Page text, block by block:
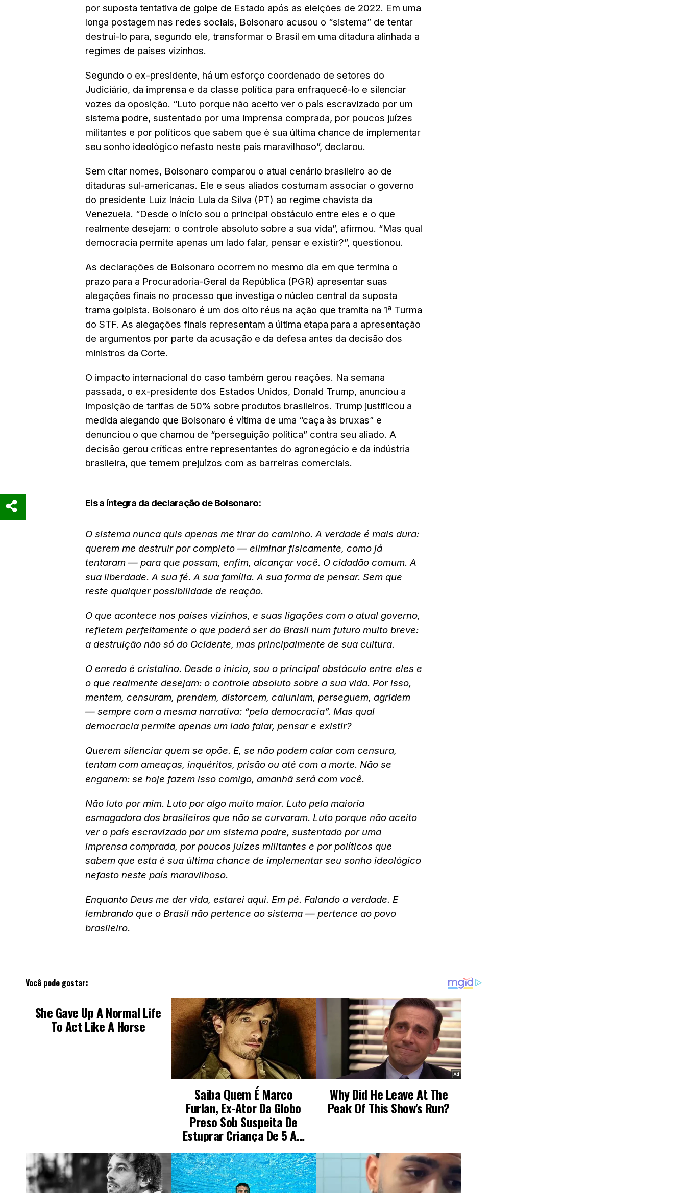
por suposta tentativa de golpe de Estado após as eleições de 2022. Em uma
longa postagem nas redes sociais, Bolsonaro acusou o “sistema” de tentar
destruí-lo para, segundo ele, transformar o Brasil em uma ditadura alinhada a
regimes de países vizinhos.
Segundo o ex-presidente, há um esforço coordenado de setores do
Judiciário, da imprensa e da classe política para enfraquecê-lo e silenciar
vozes da oposição. “Luto porque não aceito ver o país escravizado por um
sistema podre, sustentado por uma imprensa comprada, por poucos juízes
militantes e por políticos que sabem que é sua última chance de implementar
seu sonho ideológico nefasto neste país maravilhoso”, declarou.
Sem citar nomes, Bolsonaro comparou o atual cenário brasileiro ao de
ditaduras sul-americanas. Ele e seus aliados costumam associar o governo
do presidente Luiz Inácio Lula da Silva (PT) ao regime chavista da
Venezuela. “Desde o início sou o principal obstáculo entre eles e o que
realmente desejam: o controle absoluto sobre a sua vida”, afirmou. “Mas qual
democracia permite apenas um lado falar, pensar e existir?”, questionou.
As declarações de Bolsonaro ocorrem no mesmo dia em que termina o
prazo para a Procuradoria-Geral da República (PGR) apresentar suas
alegações finais no processo que investiga o núcleo central da suposta
trama golpista. Bolsonaro é um dos oito réus na ação que tramita na 1ª Turma
do STF. As alegações finais representam a última etapa para a apresentação
de argumentos por parte da acusação e da defesa antes da decisão dos
ministros da Corte.
O impacto internacional do caso também gerou reações. Na semana
passada, o ex-presidente dos Estados Unidos, Donald Trump, anunciou a
imposição de tarifas de 50% sobre produtos brasileiros. Trump justificou a
medida alegando que Bolsonaro é vítima de uma “caça às bruxas” e
denunciou o que chamou de “perseguição política” contra seu aliado. A
decisão gerou críticas entre representantes do agronegócio e da indústria
brasileira, que temem prejuízos com as barreiras comerciais.
Eis a íntegra da declaração de Bolsonaro:
O sistema nunca quis apenas me tirar do caminho. A verdade é mais dura:
querem me destruir por completo — eliminar fisicamente, como já
tentaram — para que possam, enfim, alcançar você. O cidadão comum. A
sua liberdade. A sua fé. A sua família. A sua forma de pensar. Sem que
reste qualquer possibilidade de reação.
O que acontece nos países vizinhos, e suas ligações com o atual governo,
refletem perfeitamente o que poderá ser do Brasil num futuro muito breve:
a destruição não só do Ocidente, mas principalmente de sua cultura.
O enredo é cristalino. Desde o início, sou o principal obstáculo entre eles e
o que realmente desejam: o controle absoluto sobre a sua vida. Por isso,
mentem, censuram, prendem, distorcem, caluniam, perseguem, agridem
— sempre com a mesma narrativa: “pela democracia”. Mas qual
democracia permite apenas um lado falar, pensar e existir?
Querem silenciar quem se opõe. E, se não podem calar com censura,
tentam com ameaças, inquéritos, prisão ou até com a morte. Não se
enganem: se hoje fazem isso comigo, amanhã será com você.
Não luto por mim. Luto por algo muito maior. Luto pela maioria
esmagadora dos brasileiros que não se curvaram. Luto porque não aceito
ver o país escravizado por um sistema podre, sustentado por uma
imprensa comprada, por poucos juízes militantes e por políticos que
sabem que esta é sua última chance de implementar seu sonho ideológico
nefasto neste país maravilhoso.
Enquanto Deus me der vida, estarei aqui. Em pé. Falando a verdade. E
lembrando que o Brasil não pertence ao sistema — pertence ao povo
brasileiro.